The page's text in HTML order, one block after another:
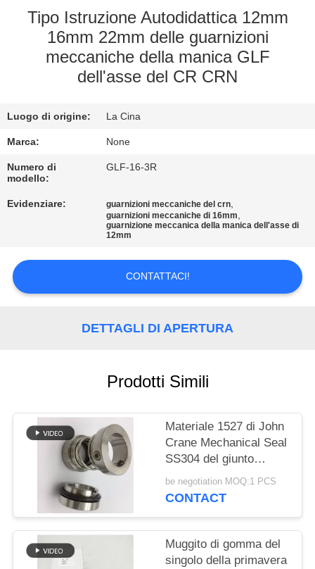
FABBRICA
CONTROLLO
CONTATTICI
UNA
CITAZIONE
MAPPA
Tipo Istruzione Autodidattica 12mm
16mm 22mm delle guarnizioni
meccaniche della manica GLF
dell'asse del CR CRN
Luogo di origine: La Cina
Marca: None
Numero di
modello:
GLF-16-3R
Evidenziare: guarnizioni meccaniche del crn,
guarnizioni meccaniche di 16mm,
guarnizione meccanica della manica dell'asse di
12mm
CONTATTACI!
DETTAGLI DI APERTURA
Prodotti Simili
Materiale 1527 di John
Crane Mechanical Seal
SS304 del giunto
circolare di riparazione
be negotiation MOQ:1 PCS
CONTACT
Muggito di gomma del
singolo della primavera